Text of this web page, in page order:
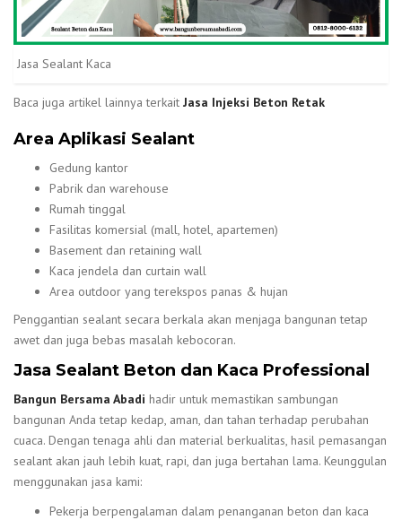
Jasa Sealant Kaca
Baca juga artikel lainnya terkait Jasa Injeksi Beton Retak
Area Aplikasi Sealant
Gedung kantor
Pabrik dan warehouse
Rumah tinggal
Fasilitas komersial (mall, hotel, apartemen)
Basement dan retaining wall
Kaca jendela dan curtain wall
Area outdoor yang terekspos panas & hujan
Penggantian sealant secara berkala akan menjaga bangunan tetap
awet dan juga bebas masalah kebocoran.
Jasa Sealant Beton dan Kaca Professional
Bangun Bersama Abadi hadir untuk memastikan sambungan
bangunan Anda tetap kedap, aman, dan tahan terhadap perubahan
cuaca. Dengan tenaga ahli dan material berkualitas, hasil pemasangan
sealant akan jauh lebih kuat, rapi, dan juga bertahan lama. Keunggulan
menggunakan jasa kami:
Pekerja berpengalaman dalam penanganan beton dan kaca